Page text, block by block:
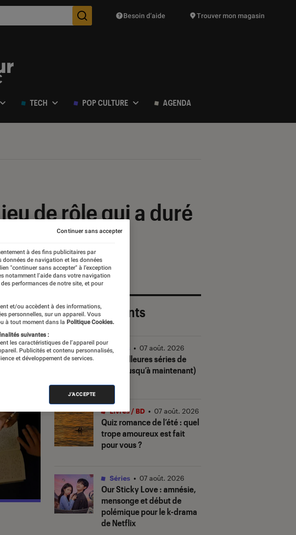
Des suggestions de produits vont vous être proposées
Besoin d’aide Trouver mon magasin
TECH POP CULTURE AGENDA
de rôle qui a duré
Les plus récents
Les meilleures séries de
2026 (jusqu’à maintenant)
Séries • 07 août. 2026
Quiz romance de l’été : quel
trope amoureux est fait
pour vous ?
Livres / BD • 07 août. 2026
Our Sticky Love: amnésie,
mensonge et début de
polémique pour le k-drama
de Netflix
Séries • 07 août. 2026
à des fins publicitaires par
de navigation et les données
"continuer sans accepter" à l’exception
notamment l’aide dans votre navigation
performances de notre site, et pour
et/ou accèdent à des informations,
personnelles, sur un appareil. Vous
à tout moment dans la Politique Cookies.
suivantes :
les caractéristiques de l’appareil pour
Publicités et contenu personnalisés,
et développement de services.
J'ACCEPTE
Continuer sans accepter